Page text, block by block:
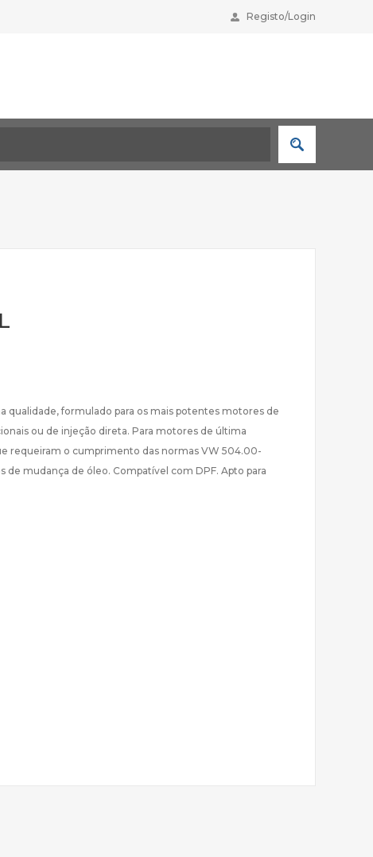
Registo/Login
formulado para os mais potentes motores de
ou de injeção direta. Para motores de última
requeiram o cumprimento das normas VW 504.00-
mudança de óleo. Compatível com DPF. Apto para